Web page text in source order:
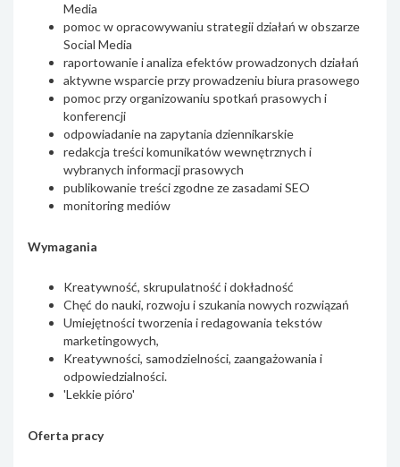
Media
pomoc w opracowywaniu strategii działań w obszarze
Social Media
raportowanie i analiza efektów prowadzonych działań
aktywne wsparcie przy prowadzeniu biura prasowego
pomoc przy organizowaniu spotkań prasowych i
konferencji
odpowiadanie na zapytania dziennikarskie
redakcja treści komunikatów wewnętrznych i
wybranych informacji prasowych
publikowanie treści zgodne ze zasadami SEO
monitoring mediów
Wymagania
Kreatywność, skrupulatność i dokładność
Chęć do nauki, rozwoju i szukania nowych rozwiązań
Umiejętności tworzenia i redagowania tekstów
marketingowych,
Kreatywności, samodzielności, zaangażowania i
odpowiedzialności.
'Lekkie pióro'
Oferta pracy